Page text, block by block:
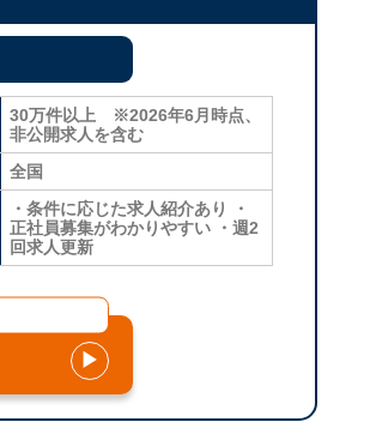
30万件以上 ※2026年6月時点、
非公開求人を含む
全国
・条件に応じた求人紹介あり ・
正社員募集がわかりやすい ・週2
回求人更新
▶